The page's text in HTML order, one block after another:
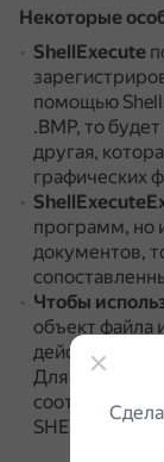
Некоторые
ShellExecute
помощью
.BMP, то
другая,
графических
программ, но
документов,
Чтобы
объект файла
действие, и
Для